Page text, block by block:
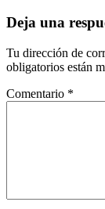
Deja una
Tu dirección de
obligatorios están
Comentario *